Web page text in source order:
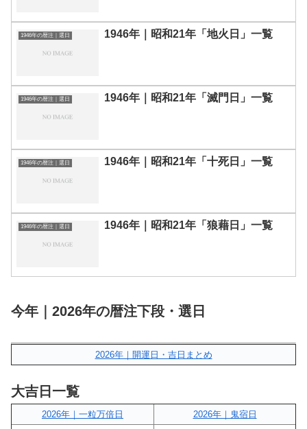
1946年の暦注｜選日 1946年｜昭和21年「地火日」一覧
1946年の暦注｜選日 1946年｜昭和21年「滅門日」一覧
1946年の暦注｜選日 1946年｜昭和21年「十死日」一覧
1946年の暦注｜選日 1946年｜昭和21年「狼藉日」一覧
今年｜2026年の暦注下段・選日
2026年｜開運日・吉日まとめ
大吉日一覧
2026年｜一粒万倍日
2026年｜鬼宿日